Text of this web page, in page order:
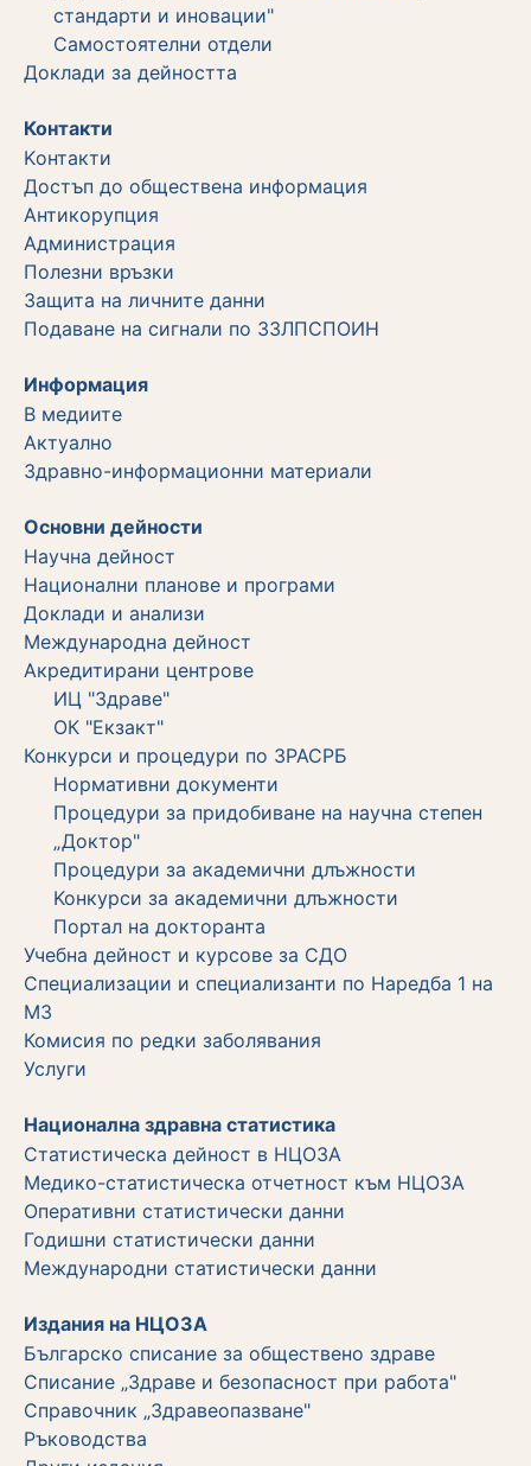
стандарти и иновации"
Самостоятелни отдели
Дoклади за дейността
Контакти
Kонтакти
Достъп до обществена информация
Aнтикорупция
Администрация
Полезни връзки
Защита на личните данни
Подаване на сигнали по ЗЗЛПСПОИН
Информация
В медиите
Актуално
Здравно-информационни материали
Основни дейности
Научна дейност
Национални планове и програми
Доклади и анализи
Международна дейност
Акредитирани центрове
ИЦ "Здраве"
ОК "Екзакт"
Конкурси и процедури по ЗРАСРБ
Нормативни документи
Процедури за придобиване на научна степен
„Доктор"
Процедури за академични длъжности
Koнкурси за академични длъжности
Портал на докторанта
Учебна дейност и курсове за СДО
Специализации и специализанти по Наредба 1 на
МЗ
Комисия по редки заболявания
Услуги
Национална здравна статистика
Статистическа дейност в НЦОЗА
Медико-статистическа отчетност към НЦОЗА
Оперативни статистически данни
Годишни статистически данни
Международни статистически данни
Издания на НЦОЗА
Българско списание за обществено здраве
Списание „Здраве и безопасност при работа"
Справочник „Здравеопазване"
Ръководства